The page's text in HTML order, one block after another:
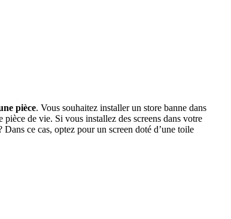
pièce. Vous souhaitez installer un store banne dans
pièce de vie. Si vous installez des screens dans votre
ce cas, optez pour un screen doté d’une toile